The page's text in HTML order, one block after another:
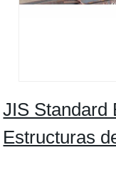
JIS Standard
Estructuras